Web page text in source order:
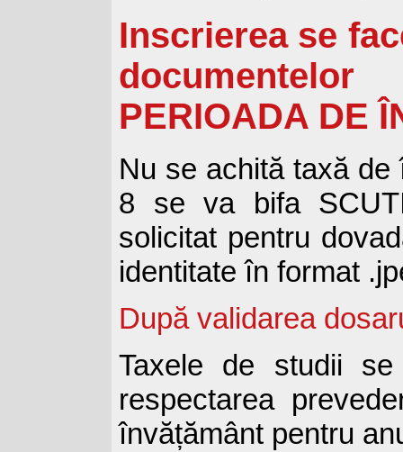
Inscrierea se
documentelor
PERIOADA DE
Nu se achită taxă
8 se va bifa
solicitat pentru
identitate în format
După validarea
Taxele de studii
respectarea
învățământ pentru